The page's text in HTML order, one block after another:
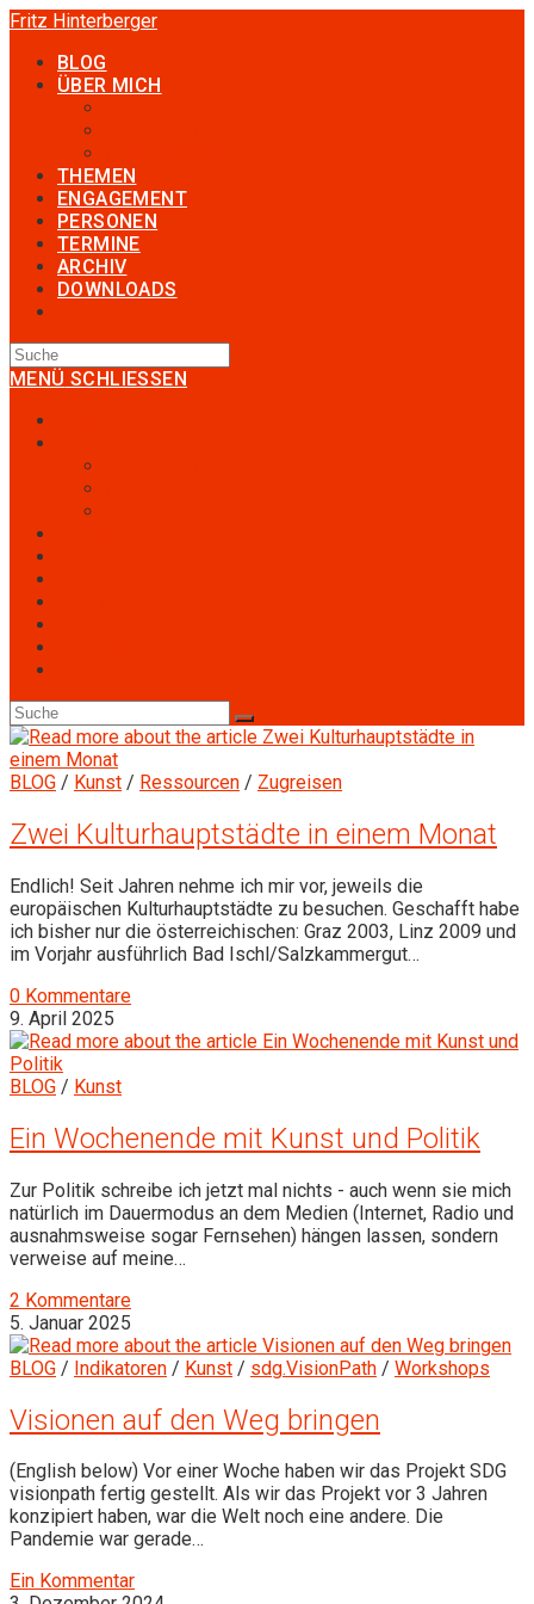
Zum
springen
Fritz Hinterberger
BLOG
ÜBER MICH
THEMEN
ENGAGEMENT
PERSONEN
TERMINE
ARCHIV
DOWNLOADS
SEARCH
MENÜ SCHLIESSEN
search
BLOG / Kunst / Ressourcen / Zugreisen
Zwei Kulturhauptstädte in einem Monat
Endlich! Seit Jahren nehme ich mir vor, jeweils die
europäischen Kulturhauptstädte zu besuchen. Geschafft habe
ich bisher nur die österreichischen: Graz 2003, Linz 2009 und
im Vorjahr ausführlich Bad Ischl/Salzkammergut…
0 Kommentare
9. April 2025
BLOG / Kunst
Ein Wochenende mit Kunst und Politik
Zur Politik schreibe ich jetzt mal nichts - auch wenn sie mich
natürlich im Dauermodus an dem Medien (Internet, Radio und
ausnahmsweise sogar Fernsehen) hängen lassen, sondern
verweise auf meine…
2 Kommentare
5. Januar 2025
BLOG / Indikatoren / Kunst / sdg.VisionPath / Workshops
Visionen auf den Weg bringen
(English below) Vor einer Woche haben wir das Projekt SDG
visionpath fertig gestellt. Als wir das Projekt vor 3 Jahren
konzipiert haben, war die Welt noch eine andere. Die
Pandemie war gerade…
Ein Kommentar